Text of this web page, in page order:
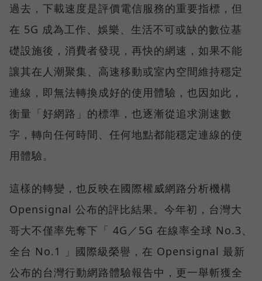
過去，下載速度是評價電信服務的重要指標，但
在 5G 成為工作、娛樂、生活不可或缺的數位基
礎設施後，消費者發現，再快的網速，如果不能
讓其在人潮聚集、高速移動或室內空間維持穩定
連線，即無法轉換成好的使用體驗，也因如此，
衡量「好網路」的標準，也逐漸從追求測速數
字，轉向任何時間、任何地點都能穩定連線的使
用體驗。
這樣的轉變，也反映在國際權威網路分析機構
Opensignal 公布的評比結果。今年初，台灣大
哥大不僅率先奪下「 4G／5G 在線率全球 No.3、
全台 No.1 」國際級榮譽，在 Opensignal 最新
公布的台灣行動網路體驗報告中，更一舉斬獲全